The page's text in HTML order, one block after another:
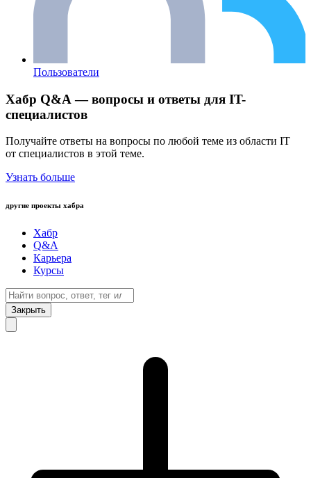
Пользователи
Хабр Q&A — вопросы и ответы для IT-
специалистов
Получайте ответы на вопросы по любой теме из области IT
от специалистов в этой теме.
Узнать больше
другие проекты хабра
Хабр
Q&A
Карьера
Курсы
Закрыть